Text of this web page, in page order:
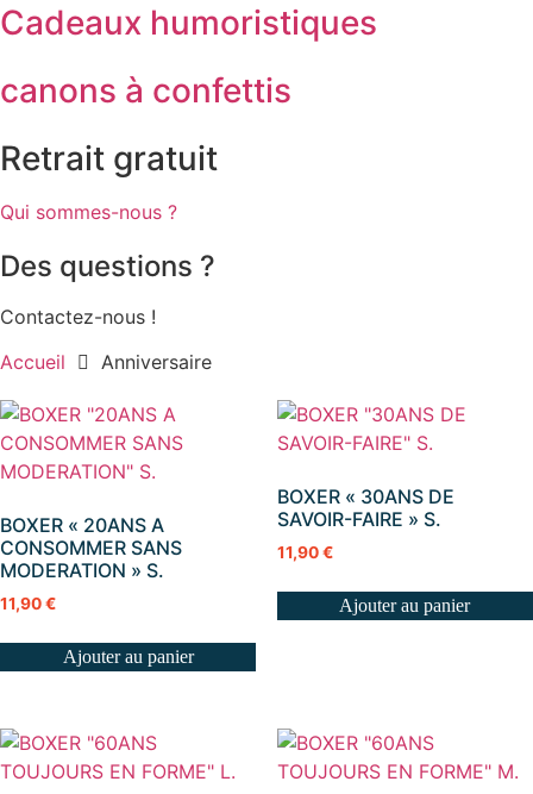
Cadeaux humoristiques
canons à confettis
Retrait gratuit
Qui sommes-nous ?
Des questions ?
Contactez-nous !
Accueil
Anniversaire
BOXER « 20ANS A
CONSOMMER SANS
MODERATION » S.
11,90€
Ajouter au panier
BOXER « 30ANS DE
SAVOIR-FAIRE » S.
11,90€
Ajouter au panier